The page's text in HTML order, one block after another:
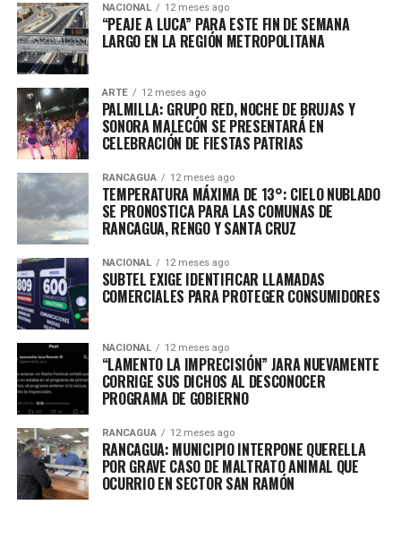
NACIONAL 12 meses ago
“PEAJE A LUCA” PARA ESTE FIN DE SEMANA
LARGO EN LA REGIÓN METROPOLITANA
ARTE 12 meses ago
PALMILLA: GRUPO RED, NOCHE DE BRUJAS Y
SONORA MALECÓN SE PRESENTARÁ EN
CELEBRACIÓN DE FIESTAS PATRIAS
RANCAGUA 12 meses ago
TEMPERATURA MÁXIMA DE 13°: CIELO NUBLADO
SE PRONOSTICA PARA LAS COMUNAS DE
RANCAGUA, RENGO Y SANTA CRUZ
NACIONAL 12 meses ago
SUBTEL EXIGE IDENTIFICAR LLAMADAS
COMERCIALES PARA PROTEGER CONSUMIDORES
NACIONAL 12 meses ago
“LAMENTO LA IMPRECISIÓN” JARA NUEVAMENTE
CORRIGE SUS DICHOS AL DESCONOCER
PROGRAMA DE GOBIERNO
RANCAGUA 12 meses ago
RANCAGUA: MUNICIPIO INTERPONE QUERELLA
POR GRAVE CASO DE MALTRATO ANIMAL QUE
OCURRIO EN SECTOR SAN RAMÓN